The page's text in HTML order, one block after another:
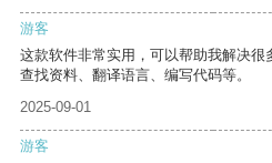
游客
这款软件非常实用，可以帮助我解决
查找资料、翻译语言、编写代码等。
2025-09-01
游客